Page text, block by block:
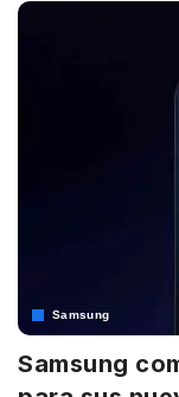
Samsung
Samsung